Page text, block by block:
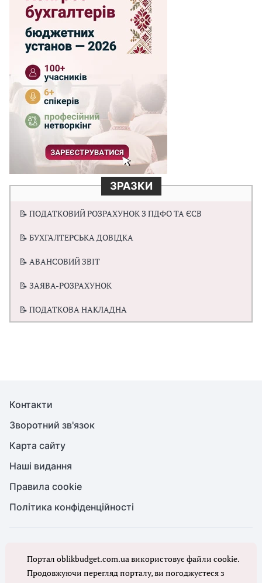
ЗРАЗКИ
📝 ПОДАТКОВИЙ РОЗРАХУНОК З ПДФО ТА ЄСВ
📝 БУХГАЛТЕРСЬКА ДОВІДКА
📝 АВАНСОВИЙ ЗВІТ
📝 ЗАЯВА-РОЗРАХУНОК
📝 ПОДАТКОВА НАКЛАДНА
Контакти
Зворотний зв'язок
Карта сайту
Наші видання
Правила cookie
Політика конфіденційності
Повне або часткове копіювання будь-яких матеріалів порталу,
цитування, публікація їх анотованих оглядів допускаються лише з
письмового дозволу редакції порталу
Портал oblikbudget.com.ua використовує файли cookie.
Продовжуючи перегляд порталу, ви погоджуєтеся з